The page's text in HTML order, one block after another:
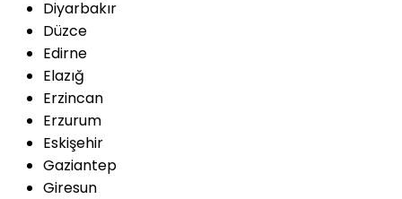
Diyarbakır
Düzce
Edirne
Elazığ
Erzincan
Erzurum
Eskişehir
Gaziantep
Giresun